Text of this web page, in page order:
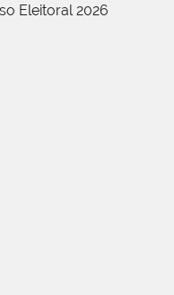
Eleitoral 2026